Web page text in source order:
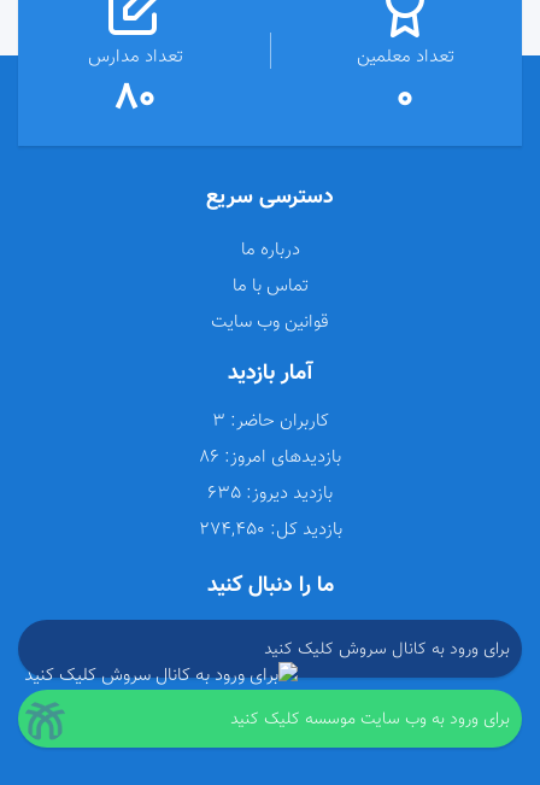
تعداد معلمین
0
تعداد مدارس
80
دسترسی سریع
درباره ما
تماس با ما
قوانین وب سایت
آمار بازدید
کاربران حاضر:
بازدیدهای امروز:
بازدید دیروز:
بازدید کل:
ما را دنبال کنید
برای ورود به کانال سروش کلیک کنید
برای ورود به وب سایت موسسه کلیک کنید